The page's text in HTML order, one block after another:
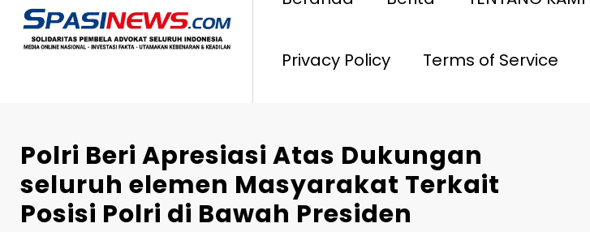
Privacy Policy Terms of Service
Polri Beri Apresiasi Atas Dukungan
seluruh elemen Masyarakat Terkait
Posisi Polri di Bawah Presiden